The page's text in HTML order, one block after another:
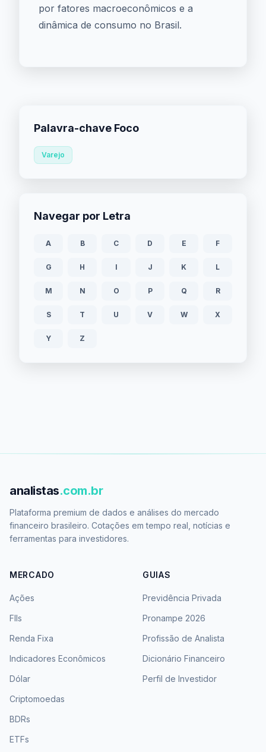
por fatores macroeconômicos e a
dinâmica de consumo no Brasil.
Palavra-chave Foco
Varejo
Navegar por Letra
A B C D E F
G H I J K L
M N O P Q R
S T U V W X
Y Z
analistas.com.br
Plataforma premium de dados e análises do mercado
financeiro brasileiro. Cotações em tempo real, notícias e
ferramentas para investidores.
MERCADO
Ações
FIIs
Renda Fixa
Indicadores Econômicos
Dólar
Criptomoedas
BDRs
ETFs
GUIAS
Previdência Privada
Pronampe 2026
Profissão de Analista
Dicionário Financeiro
Perfil de Investidor